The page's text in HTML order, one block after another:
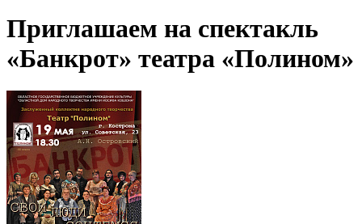
Приглашаем на спектакль
«Банкрот» театра «Полином»